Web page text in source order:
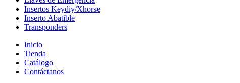
Insertos Keydiy/Xhorse
Inserto Abatible
Transponders
Inicio
Tienda
Catálogo
Contáctanos